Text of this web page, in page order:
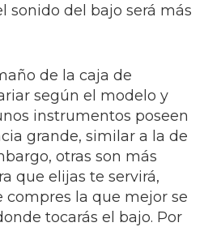
sonido del bajo será más
de la caja de
según el modelo y
instrumentos poseen
grande, similar a la de
otras son más
que elijas te servirá,
compres la que mejor se
tocarás el bajo. Por